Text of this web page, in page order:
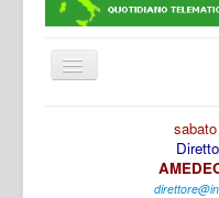
Cambia
navigazione